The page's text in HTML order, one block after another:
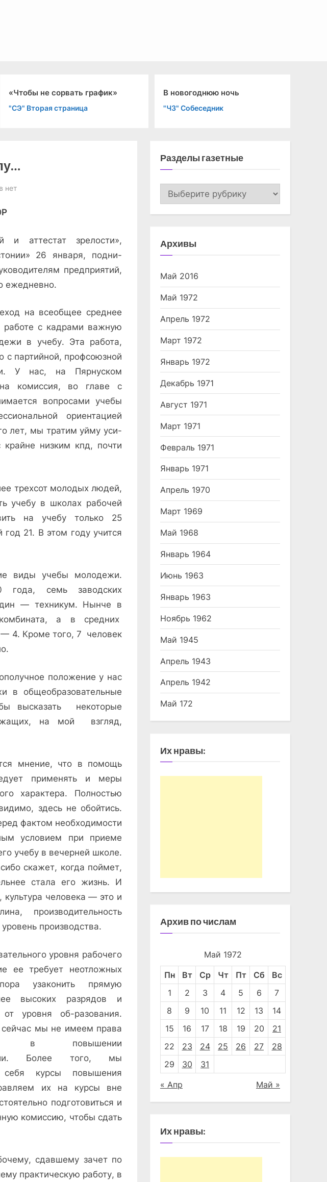
«Чтобы не сорвать график»
"СЭ" Вторая страница
В новогоднюю ночь
"ЧЗ" Собеседник
к
Подросток
школу…
нет
аттестат зрелости»,
26 января, подни­
предприятий,
ежедневно.
на всеобщее среднее
работе с кад­рами важную
в учебу. Эта работа,
с партийной, профсоюзной
У нас, на Пярнуском
комиссия, во главе с
вопросами учебы
ориентацией
лет, мы тратим уйму уси­
низким кпд, почти
трехсот молодых людей,
учебу в шко­лах рабочей
на учебу только 25
год 21. В этом году учится
виды учебы молоде­жи.
семь заводских
— техникум. Нынче в
а в средних
— 4. Кроме того, 7 человек
положение у нас
в общеобразовательные
высказать некоторые
на мой взгляд,
мнение, что в помощь
применять и меры
характера. Полностью
здесь не обойтись.
фактом необходимости
условием при приеме
учебу в ве­черней школе.
скажет, когда поймет,
стала его жизнь. И
чело­века — это и
производительность
производства.
уровня рабочего
ее требует неотложных
узаконить прямую
высоких разрядов и
уровня об-разования.
сейчас мы не имеем права
в повышении
Более то­го, мы
себя курсы повышения
их на курсы вне
подготовиться и
комиссию, чтобы сдать
сдавшему зачет по
практиче­скую работу, в
Разделы газетные
Разделы
газетные
Архивы
Май 2016
Май 1972
Апрель 1972
Март 1972
Январь 1972
Декабрь 1971
Август 1971
Март 1971
Февраль 1971
Январь 1971
Апрель 1970
Март 1969
Май 1968
Январь 1964
Июнь 1963
Январь 1963
Ноябрь 1962
Май 1945
Апрель 1943
Апрель 1942
Май 172
Их нравы:
Архив по числам
Май 1972
Пн Вт Ср Чт Пт Сб
Вс
1
2 3 4 5 6
7
8
9 10 11 12 13
14
15
16 17 18 19 20
21
22
23 24 25 26 27
28
29
30 31
« Апр Май »
Их нравы: